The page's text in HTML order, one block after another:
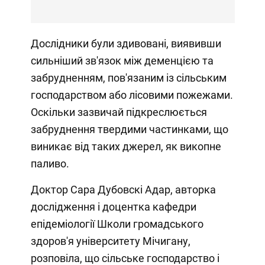
Дослідники були здивовані, виявивши
сильніший зв'язок між деменцією та
забрудненням, пов'язаним із сільським
господарством або лісовими пожежами.
Оскільки зазвичай підкреслюється
забруднення твердими частинками, що
виникає від таких джерел, як викопне
паливо.
Доктор Сара Дубовскі Адар, авторка
дослідження і доцентка кафедри
епідеміології Школи громадського
здоров'я університету Мічигану,
розповіла, що сільське господарство і